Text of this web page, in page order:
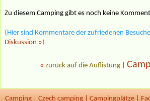
Zu diesem Camping gibt es noch keine
(Hier sind Kommentare der zufriedenen
Diskussion »)
« zurück auf die Auflistung
Camping Czech camping Campingplätze